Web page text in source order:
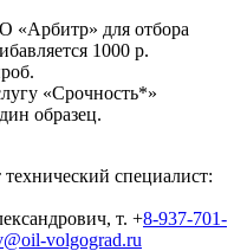
«Арбитр» для отбора
1000 р.
«Срочность*»
образец.
специалист:
т. +8-937-701-
volgograd.ru